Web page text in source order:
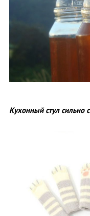
Кухонный стул сильно